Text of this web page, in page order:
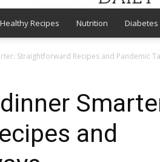
Healthy Recipes Nutrition Diabetes
Straightforward Recipes and Pandemic
and